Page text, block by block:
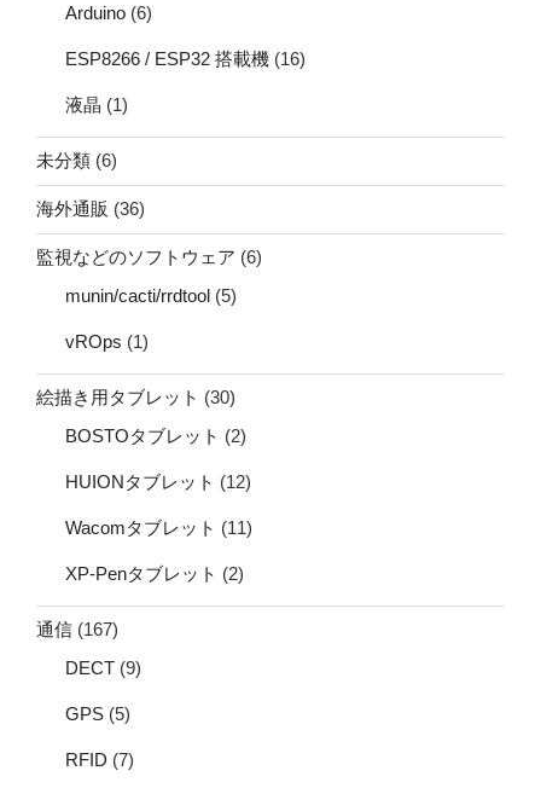
Arduino (6)
ESP8266 / ESP32 搭載機 (16)
液晶 (1)
未分類 (6)
海外通販 (36)
監視などのソフトウェア (6)
munin/cacti/rrdtool (5)
vROps (1)
絵描き用タブレット (30)
BOSTOタブレット (2)
HUIONタブレット (12)
Wacomタブレット (11)
XP-Penタブレット (2)
通信 (167)
DECT (9)
GPS (5)
RFID (7)